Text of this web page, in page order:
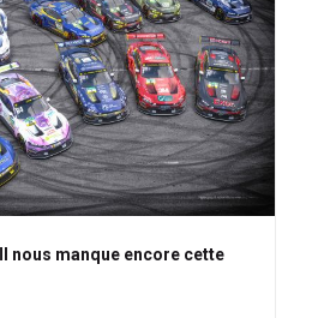
nous manque encore cette